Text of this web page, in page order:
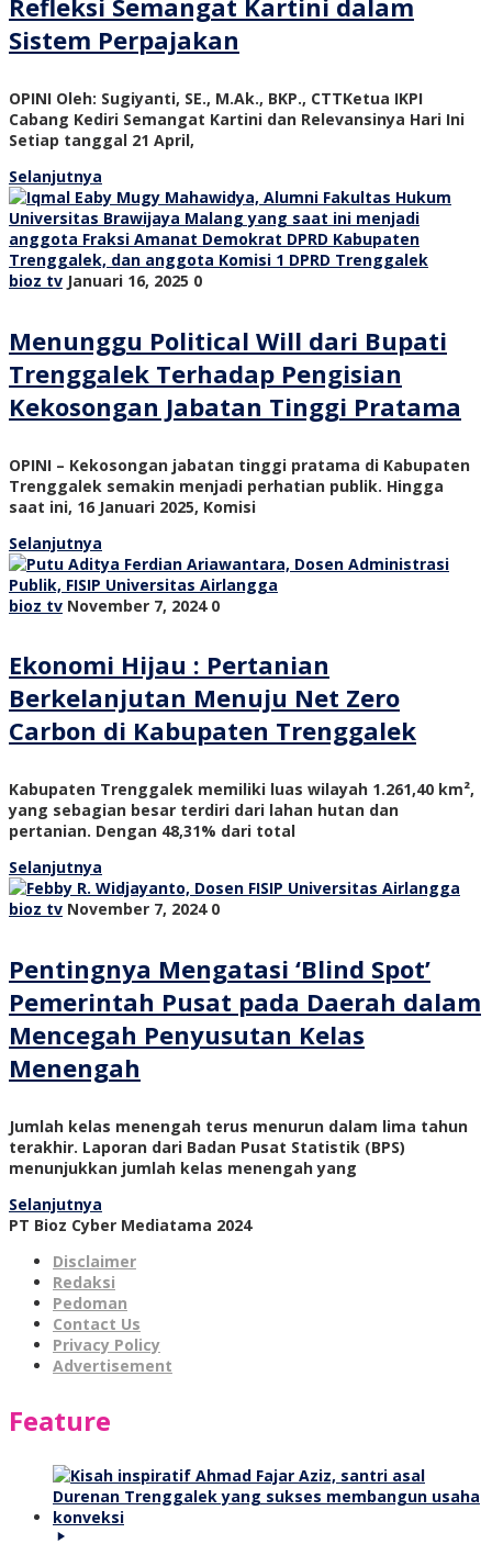
Refleksi Semangat Kartini dalam
Sistem Perpajakan
OPINI Oleh: Sugiyanti, SE., M.Ak., BKP., CTTKetua IKPI
Cabang Kediri Semangat Kartini dan Relevansinya Hari Ini
Setiap tanggal 21 April,
Selanjutnya
bioz tv Januari 16, 2025 0
Menunggu Political Will dari Bupati
Trenggalek Terhadap Pengisian
Kekosongan Jabatan Tinggi Pratama
OPINI – Kekosongan jabatan tinggi pratama di Kabupaten
Trenggalek semakin menjadi perhatian publik. Hingga
saat ini, 16 Januari 2025, Komisi
Selanjutnya
bioz tv November 7, 2024 0
Ekonomi Hijau : Pertanian
Berkelanjutan Menuju Net Zero
Carbon di Kabupaten Trenggalek
Kabupaten Trenggalek memiliki luas wilayah 1.261,40 km²,
yang sebagian besar terdiri dari lahan hutan dan
pertanian. Dengan 48,31% dari total
Selanjutnya
bioz tv November 7, 2024 0
Pentingnya Mengatasi ‘Blind Spot’
Pemerintah Pusat pada Daerah dalam
Mencegah Penyusutan Kelas
Menengah
Jumlah kelas menengah terus menurun dalam lima tahun
terakhir. Laporan dari Badan Pusat Statistik (BPS)
menunjukkan jumlah kelas menengah yang
Selanjutnya
PT Bioz Cyber Mediatama 2024
Disclaimer
Redaksi
Pedoman
Contact Us
Privacy Policy
Advertisement
Feature